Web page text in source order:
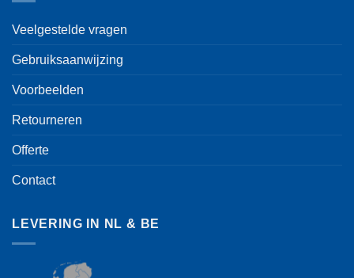
Veelgestelde vragen
Gebruiksaanwijzing
Voorbeelden
Retourneren
Offerte
Contact
LEVERING IN NL & BE